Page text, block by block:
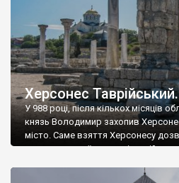
Херсонес
У 988 році, після кількох місяців
князь Володимир захопив
місто. Саме взяття Херсонесу
диктувати свої умови
Херсонесі Володимир-язичник,